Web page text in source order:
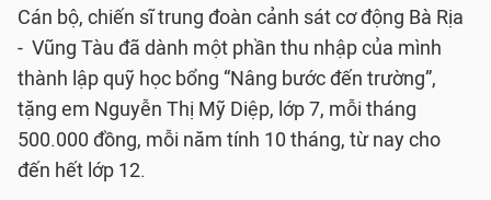
Cán bộ, chiến sĩ trung đoàn cảnh sát cơ động Bà Rịa
- Vũng Tàu đã dành một phần thu nhập của mình
thành lập quỹ học bổng “Nâng bước đến trường”,
tặng em Nguyễn Thị Mỹ Diệp, lớp 7, mỗi tháng
500.000 đồng, mỗi năm tính 10 tháng, từ nay cho
đến hết lớp 12.